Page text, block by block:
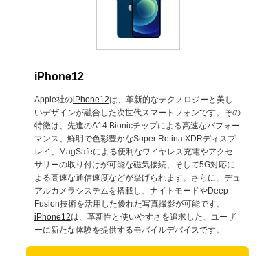
iPhone12
Apple社のiPhone12は、革新的なテクノロジーと美し
いデザインが融合した次世代スマートフォンです。その
特徴は、先進のA14 Bionicチップによる高速なパフォー
マンス、鮮明で色彩豊かなSuper Retina XDRディスプ
レイ、MagSafeによる便利なワイヤレス充電やアクセ
サリーの取り付けが可能な磁気接続、そして5G対応に
よる高速な通信速度などが挙げられます。さらに、デュ
アルカメラシステムを搭載し、ナイトモードやDeep
Fusion技術を活用した優れた写真撮影が可能です。
iPhone12は、革新性と使いやすさを追求した、ユーザ
ーに新たな体験を提供するモバイルデバイスです。